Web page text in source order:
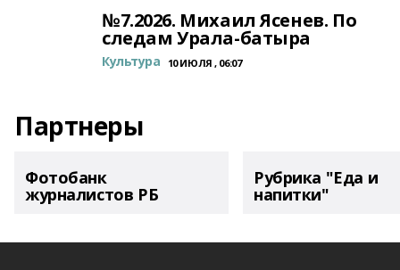
№7.2026. Михаил Ясенев. По
следам Урала-батыра
Культура 10 ИЮЛЯ , 06:07
Партнеры
Фотобанк
журналистов РБ
Рубрика "Еда и
напитки"